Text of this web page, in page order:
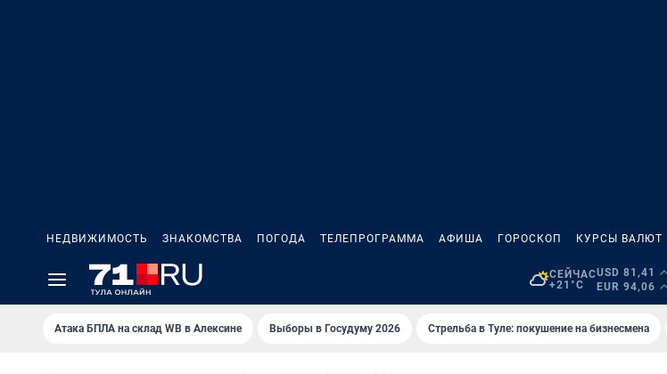
НЕДВИЖИМОСТЬ ЗНАКОМСТВА ПОГОДА ТЕЛЕПРОГРАММА АФИША ГОРОСКОП КУРСЫ ВАЛЮТ
СЕЙЧАС
+21°C
USD 81,41
EUR 94,06
Атака БПЛА на склад WB в Алексине Выборы в Госудуму 2026 Стрельба в Туле: покушение на бизнесмена